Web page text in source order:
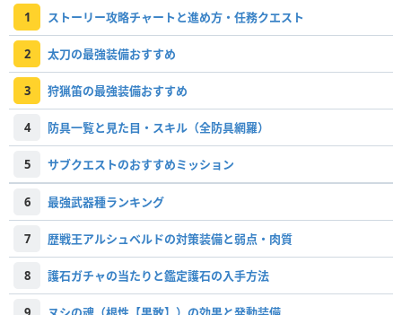
1 ストーリー攻略チャートと進め方・任務クエスト
2 太刀の最強装備おすすめ
3 狩猟笛の最強装備おすすめ
4 防具一覧と見た目・スキル（全防具網羅）
5 サブクエストのおすすめミッション
6 最強武器種ランキング
7 歴戦王アルシュベルドの対策装備と弱点・肉質
8 護石ガチャの当たりと鑑定護石の入手方法